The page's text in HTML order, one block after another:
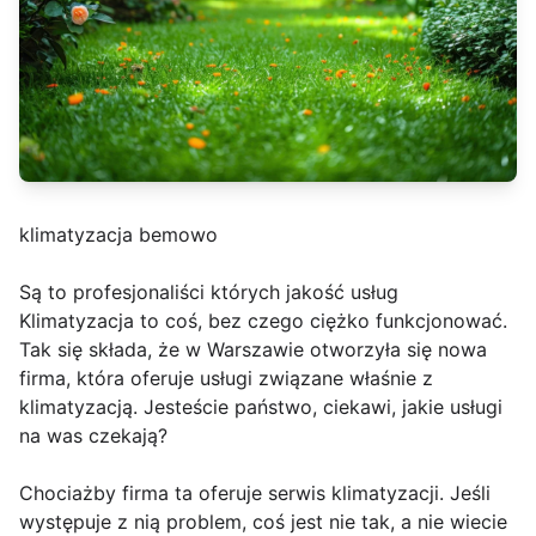
klimatyzacja bemowo
Są to profesjonaliści których jakość usług
Klimatyzacja to coś, bez czego ciężko funkcjonować.
Tak się składa, że w Warszawie otworzyła się nowa
firma, która oferuje usługi związane właśnie z
klimatyzacją. Jesteście państwo, ciekawi, jakie usługi
na was czekają?
Chociażby firma ta oferuje serwis klimatyzacji. Jeśli
występuje z nią problem, coś jest nie tak, a nie wiecie